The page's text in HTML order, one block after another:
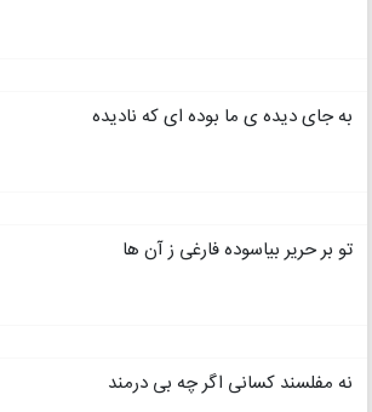
به جای دیده ی ما بوده ای که نادیده
تو بر حریر بیاسوده فارغی ز آن ها
نه مفلسند کسانی اگر چه بی درمند